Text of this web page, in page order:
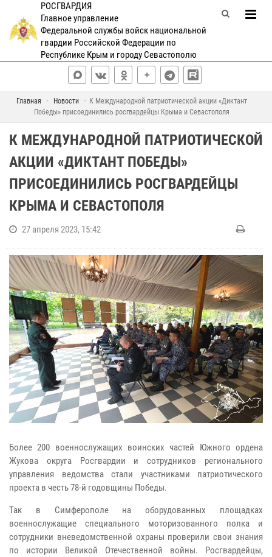
РОСГВАРДИЯ
Главное управление
Федеральной службы войск национальной
гвардии Российской Федерации по
Республике Крым и городу Севастополю
Главная Новости
К Международной патриотической акции «Диктант
Победы» присоединились росгвардейцы Крыма и Севастополя
К МЕЖДУНАРОДНОЙ ПАТРИОТИЧЕСКОЙ
АКЦИИ «ДИКТАНТ ПОБЕДЫ»
ПРИСОЕДИНИЛИСЬ РОСГВАРДЕЙЦЫ
КРЫМА И СЕВАСТОПОЛЯ
27 апреля 2023, 15:42
Более 200 военнослужащих воинских частей Южного ордена
Жукова округа Росгвардии и сотрудников регионального
управления ведомства стали участниками патриотического
проекта в честь 78-й годовщины Победы.
Так в Симферополе на оборудованных площадках
военнослужащие специального моторизованного полка и
сотрудники вневедомственной охраны проверили свои знания
по истории Великой Отечественной войны. Росгвардейцы,